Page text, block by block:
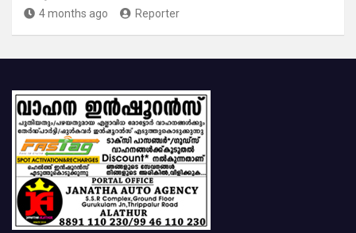
4 months ago Reporter